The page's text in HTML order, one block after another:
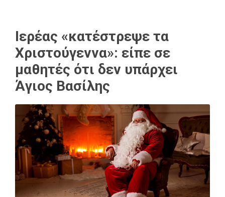
Ιερέας «κατέστρεψε τα
Χριστούγεννα»: είπε σε
μαθητές ότι δεν υπάρχει
Άγιος Βασίλης